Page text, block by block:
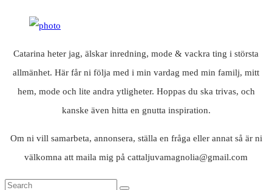
Catarina heter jag, älskar inredning, mode & vackra ting i största
allmänhet. Här får ni följa med i min vardag med min familj, mitt
hem, mode och lite andra ytligheter. Hoppas du ska trivas, och
kanske även hitta en gnutta inspiration.
Om ni vill samarbeta, annonsera, ställa en fråga eller annat så är ni
välkomna att maila mig på cattaljuvamagnolia@gmail.com